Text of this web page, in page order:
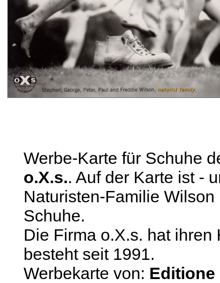
Werbe-Karte für Schuhe
o.X.s.. Auf der Karte ist -
Naturisten-Familie
Schuhe.
Die Firma o.X.s. hat
besteht seit 1991.
Werbekarte von: Editione